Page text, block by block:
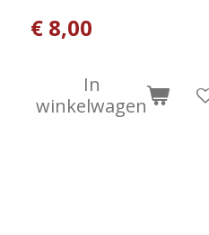
€ 8,00
In
winkelwagen